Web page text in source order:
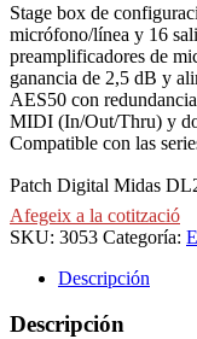
Stage box de
micrófono/línea y 16
preamplificadores de
ganancia de 2,5 dB y
AES50 con
MIDI (In/Out/Thru) y
Compatible con las
Patch Digital Midas
Afegeix a la cotització
SKU: 3053 Categoría:
Descripción
Descripción